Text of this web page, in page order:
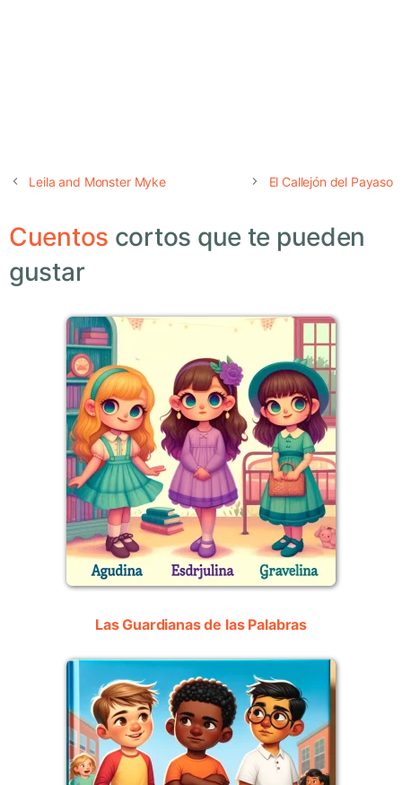
Leila and Monster Myke El Callejón del Payaso
Cuentos cortos que te pueden
gustar
Las Guardianas de las Palabras